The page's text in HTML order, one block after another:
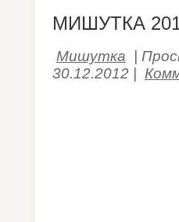
МИШУТКА
Мишутка
30.12.2012